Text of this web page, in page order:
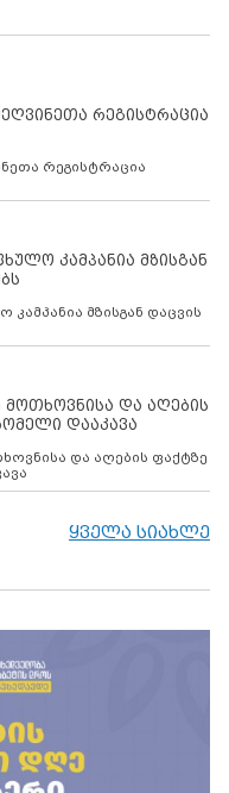
რეგისტრაცია
რეგისტრაცია
კამპანია მზისგან
კამპანია მზისგან დაცვის
და აღების
დააკავა
ყველა სიახლე